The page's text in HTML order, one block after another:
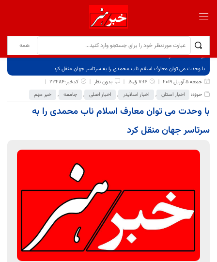
برگ نخست
نوشته‌ها
با وحدت می توان معارف اسلام ناب محمدی را به سرتاسر جهان منقل کرد
جمعه 5 آوریل 2019
7:14 ق.ظ بدون نظر
کدخبر:23284
حوزه:
اخبار استان , اخبار اسلایدر , اخبار اصلی , جامعه , خبر مهم
با وحدت می توان معارف اسلام ناب محمدی را به
سرتاسر جهان منقل کرد